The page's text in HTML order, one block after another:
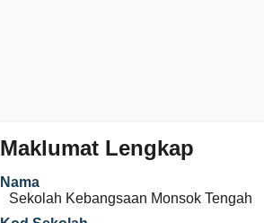
Maklumat Lengkap
Nama
Sekolah Kebangsaan Monsok Tengah